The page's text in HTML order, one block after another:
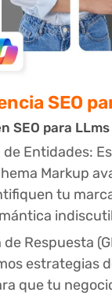
SEO
SEO para LLms
Entidades:
Markup
tu
Respuesta
estrategias
que tu